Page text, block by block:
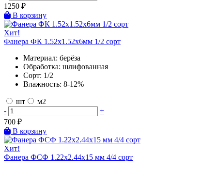
1250 ₽
В корзину
Хит!
Фанера ФК 1.52х1.52х6мм 1/2 сорт
Материал: берёза
Обработка: шлифованная
Сорт: 1/2
Влажность: 8-12%
шт
м2
-
+
700 ₽
В корзину
Хит!
Фанера ФСФ 1.22х2.44х15 мм 4/4 сорт